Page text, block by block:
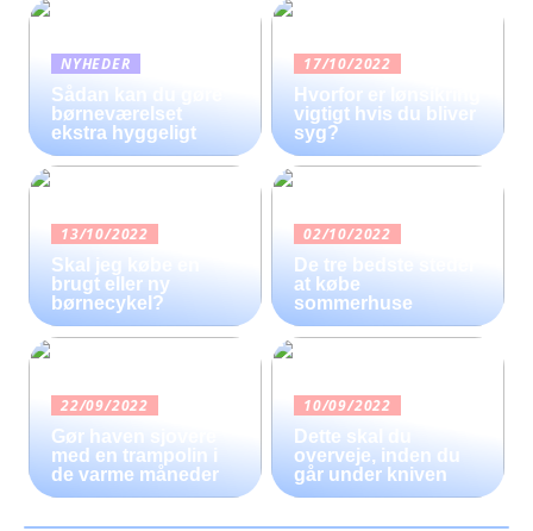
NYHEDER
Sådan kan du gøre
børneværelset
ekstra hyggeligt
17/10/2022
Hvorfor er lønsikring
vigtigt hvis du bliver
syg?
13/10/2022
Skal jeg købe en
brugt eller ny
børnecykel?
02/10/2022
De tre bedste steder
at købe
sommerhuse
22/09/2022
Gør haven sjovere
med en trampolin i
de varme måneder
10/09/2022
Dette skal du
overveje, inden du
går under kniven